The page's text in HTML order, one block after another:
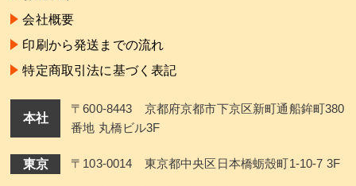
会社概要
印刷から発送までの流れ
特定商取引法に基づく表記
本社
〒600-8443 京都府京都市下京区新町通船鉾町380
番地 丸橋ビル3F
東京 〒103-0014 東京都中央区日本橋蛎殼町1-10-7 3F